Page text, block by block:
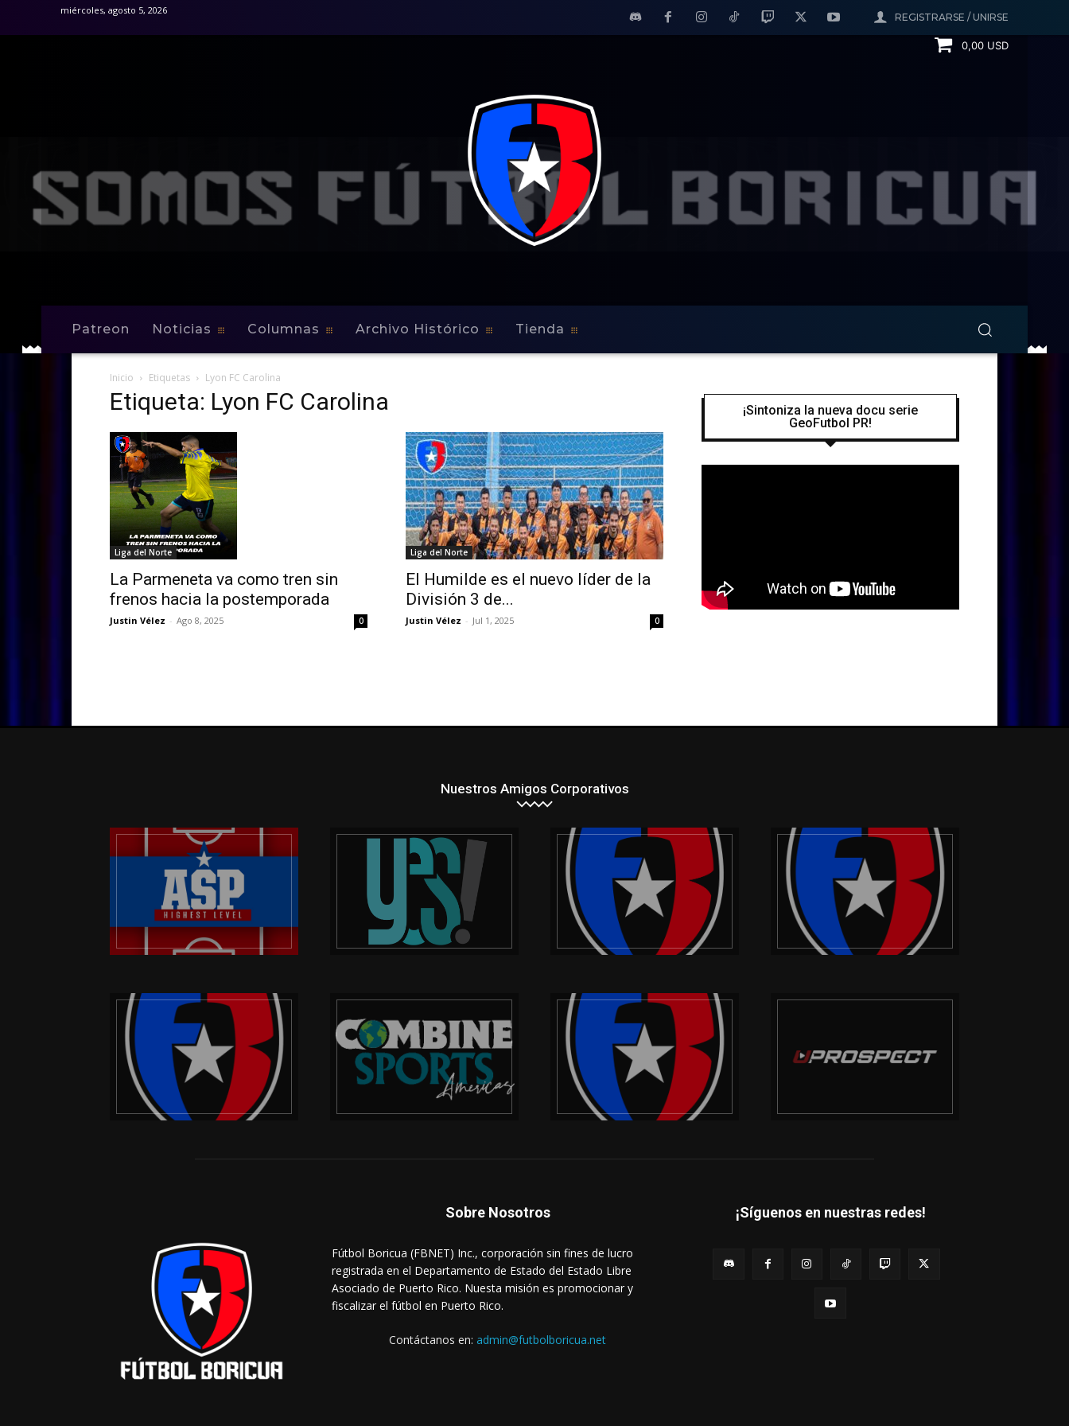
REGISTRARSE / UNIRSE
miércoles, agosto 5, 2026
0,00 USD
Patreon Noticias Columnas Archivo Histórico Tienda
Inicio Etiquetas Lyon FC Carolina
Etiqueta: Lyon FC Carolina
Liga del Norte
La Parmeneta va como tren sin
frenos hacia la postemporada
Justin Vélez - Ago 8, 2025 0
Liga del Norte
El Humilde es el nuevo líder de la
División 3 de...
Justin Vélez - Jul 1, 2025 0
¡Sintoniza la nueva docu serie
GeoFutbol PR!
Nuestros Amigos Corporativos
Sobre Nosotros
Fútbol Boricua (FBNET) Inc., corporación sin fines de lucro
registrada en el Departamento de Estado del Estado Libre
Asociado de Puerto Rico. Nuesta misión es promocionar y
fiscalizar el fútbol en Puerto Rico.
Contáctanos en: admin@futbolboricua.net
¡Síguenos en nuestras redes!